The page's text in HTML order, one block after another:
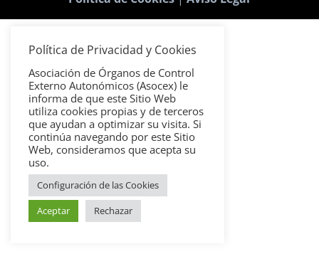
Política de Privacidad y Cookies
Asociación de Órganos de Control
Externo Autonómicos (Asocex) le
informa de que este Sitio Web
utiliza cookies propias y de terceros
que ayudan a optimizar su visita. Si
continúa navegando por este Sitio
Web, consideramos que acepta su
uso.
Configuración de las Cookies
Aceptar
Rechazar